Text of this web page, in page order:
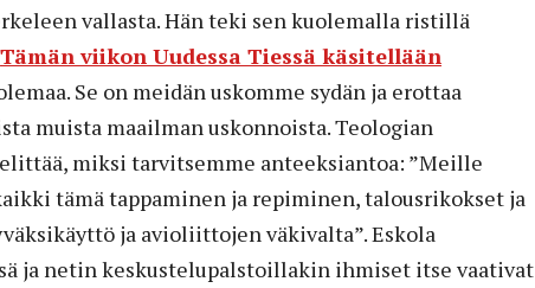
vallasta. Hän teki sen kuolemalla ristillä
Tämän viikon Uudessa Tiessä käsitellään
Se on meidän uskomme sydän ja erottaa
muista maailman uskonnoista. Teologian
miksi tarvitsemme anteeksiantoa: ”Meille
tämä tappaminen ja repiminen, talousrikokset ja
ja avioliittojen väkivalta”. Eskola
ja netin keskustelupalstoillakin ihmiset itse vaativat